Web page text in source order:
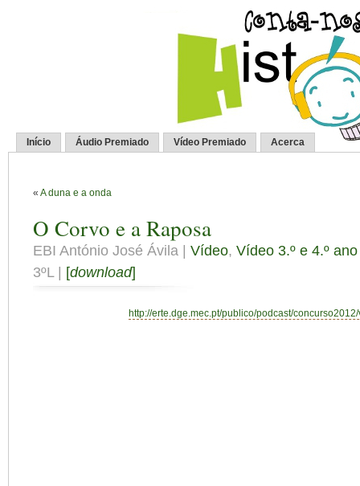
Início Áudio Premiado Vídeo Premiado Acerca
« A duna e a onda
O Corvo e a Raposa
EBI António José Ávila | Vídeo, Vídeo 3.º e 4.º ano
3ºL | [download]
http://erte.dge.mec.pt/publico/podcast/